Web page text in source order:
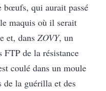
bœufs, qui aurait passé
maquis où il serait
et, dans ZOVY, un
FTP de la résistance
coulé dans un moule
de la guérilla et des